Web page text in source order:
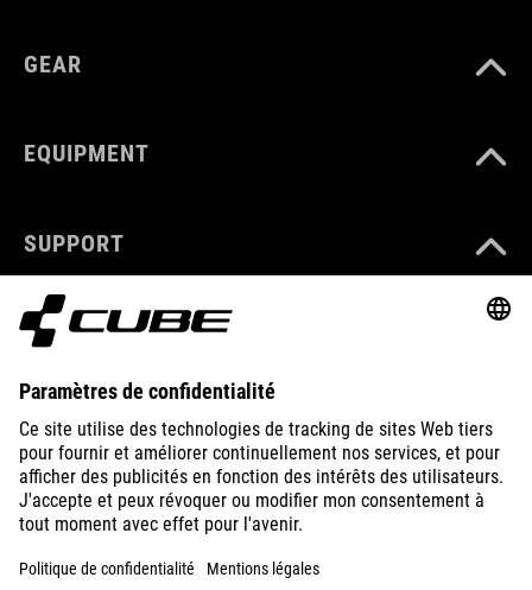
GEAR
EQUIPMENT
SUPPORT
ABOUT US
EXPLORE